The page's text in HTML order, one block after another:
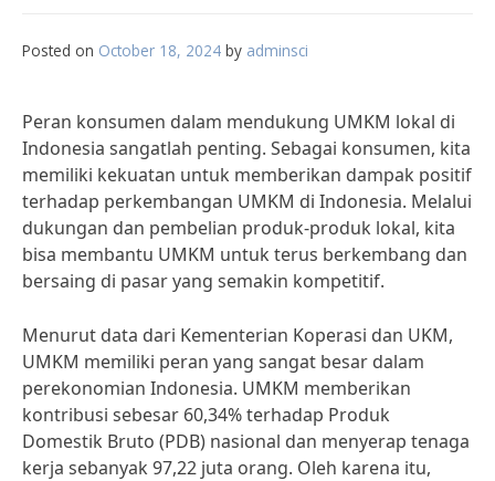
Posted on October 18, 2024 by adminsci
Peran konsumen dalam mendukung UMKM lokal di
Indonesia sangatlah penting. Sebagai konsumen, kita
memiliki kekuatan untuk memberikan dampak positif
terhadap perkembangan UMKM di Indonesia. Melalui
dukungan dan pembelian produk-produk lokal, kita
bisa membantu UMKM untuk terus berkembang dan
bersaing di pasar yang semakin kompetitif.
Menurut data dari Kementerian Koperasi dan UKM,
UMKM memiliki peran yang sangat besar dalam
perekonomian Indonesia. UMKM memberikan
kontribusi sebesar 60,34% terhadap Produk
Domestik Bruto (PDB) nasional dan menyerap tenaga
kerja sebanyak 97,22 juta orang. Oleh karena itu,